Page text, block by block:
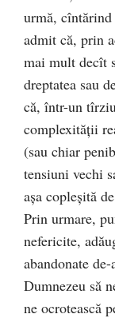
urmă,
admit că, prin
mai mult decît
dreptatea sau
că, într-un
complexității
(sau chiar
tensiuni vechi
așa copleșită
Prin urmare,
nefericite,
abandonate
Dumnezeu să
ne ocrotească